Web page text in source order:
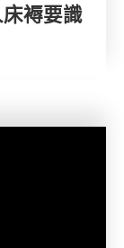
床褥要識